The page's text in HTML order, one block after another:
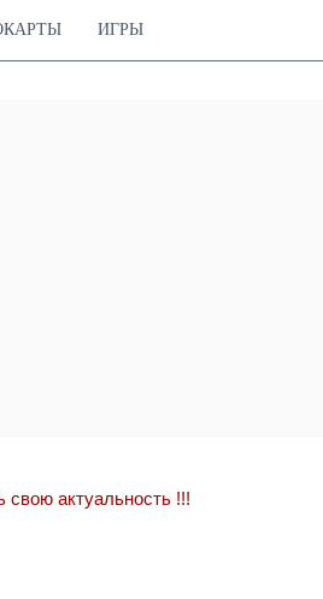
ИГРЫ
свою актуальность !!!